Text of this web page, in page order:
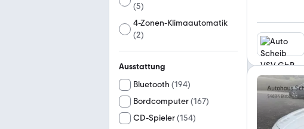
(5)
4-Zonen-Klimaautomatik
(2)
Ausstattung
Bluetooth (194)
Bordcomputer(167)
CD-Spieler(154)